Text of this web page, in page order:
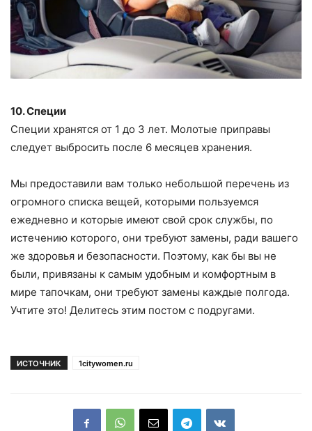
10. Специи
Специи хранятся от 1 до 3 лет. Молотые приправы
следует выбросить после 6 месяцев хранения.
Мы предоставили вам только небольшой перечень из
огромного списка вещей, которыми пользуемся
ежедневно и которые имеют свой срок службы, по
истечению которого, они требуют замены, ради вашего
же здоровья и безопасности. Поэтому, как бы вы не
были, привязаны к самым удобным и комфортным в
мире тапочкам, они требуют замены каждые полгода.
Учтите это! Делитесь этим постом с подругами.
ИСТОЧНИК 1citywomen.ru